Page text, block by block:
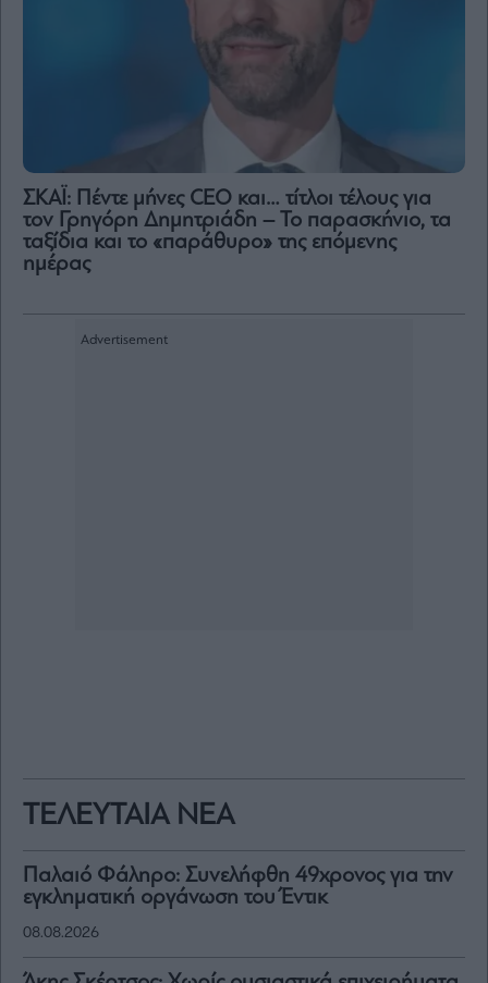
ΤΕΛΕΥΤΑΙΑ ΝΕΑ
Παλαιό Φάληρο: Συνελήφθη 49χρονος για την
εγκληματική οργάνωση του Έντικ
08.08.2026
ΣΚΑΪ: Πέντε μήνες CEO και… τίτλοι τέλους για
τον Γρηγόρη Δημητριάδη – Το παρασκήνιο, τα
ταξίδια και το «παράθυρο» της επόμενης
ημέρας